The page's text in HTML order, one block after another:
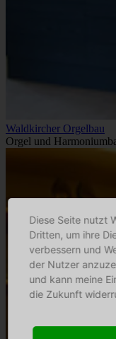
Waldkircher Orgelbau
Orgel und
Diese Seite nutzt
Dritten, um ihre
verbessern und
der Nutzer
und kann meine
die Zukunft